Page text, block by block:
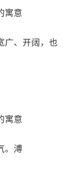
寓意
广、开阔，也
寓意
。溥